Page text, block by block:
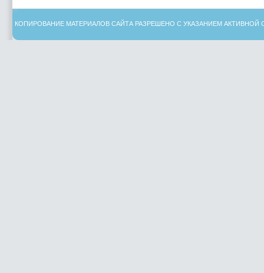
КОПИРОВАНИЕ МАТЕРИАЛОВ САЙТА РАЗРЕШЕНО С УКАЗАНИЕМ АКТИВНОЙ